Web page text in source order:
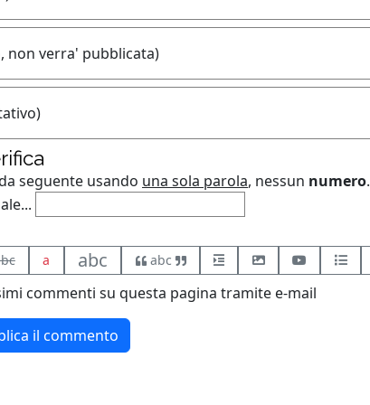
non verra' pubblicata)
seguente usando una sola parola, nessun numero.
a abc abc
commenti su questa pagina tramite e-mail